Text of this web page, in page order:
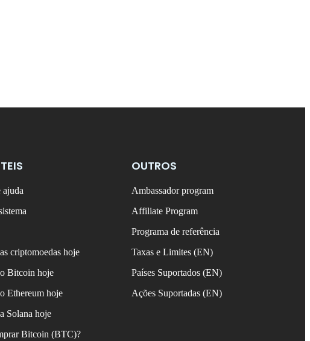
ajuda
criptomoedas hoje
Bitcoin hoje
Ethereum hoje
Solana hoje
Bitcoin (BTC)?
OUTROS
Ambassador program
Affiliate Program
Programa de referência
Taxas e Limites (EN)
Países Suportados (EN)
Ações Suportadas (EN)